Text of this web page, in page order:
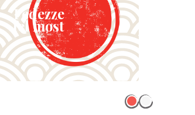
Fedezze
fel most
Fedezze
fel most